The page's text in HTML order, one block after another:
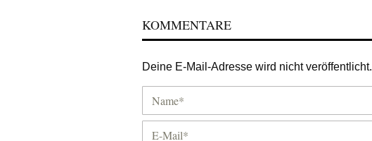
KOMMENTARE
Deine E-Mail-Adresse wird nicht veröffentlicht.